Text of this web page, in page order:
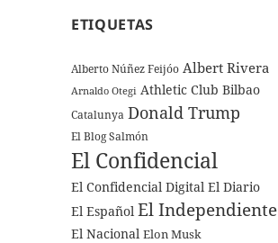
ETIQUETAS
Alberto Núñez Feijóo Albert Rivera
Arnaldo Otegi Athletic Club Bilbao
Catalunya Donald Trump
El Blog Salmón
El Confidencial
El Confidencial Digital El Diario
El Español El Independiente
El Nacional Elon Musk